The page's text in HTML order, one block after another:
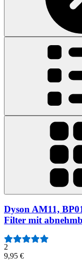
Dyson AM11,
Filter mit
2
9,95 €